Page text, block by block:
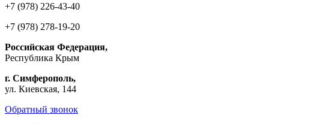
+7 (978) 226-43-40
+7 (978) 278-19-20
Российская Федерация,
Республика Крым
г. Симферополь,
ул. Киевская, 144
Обратный звонок